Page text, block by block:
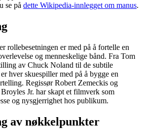
se på dette Wikipedia-innlegget om manus.
rollebesetningen er med på å fortelle en
og menneskelige bånd. Fra Tom
av Chuck Noland til de subtile
hver skuespiller med på å bygge en
Regissør Robert Zemeckis og
Jr. har skapt et filmverk som
og nysgjerrighet hos publikum.
av nøkkelpunkter